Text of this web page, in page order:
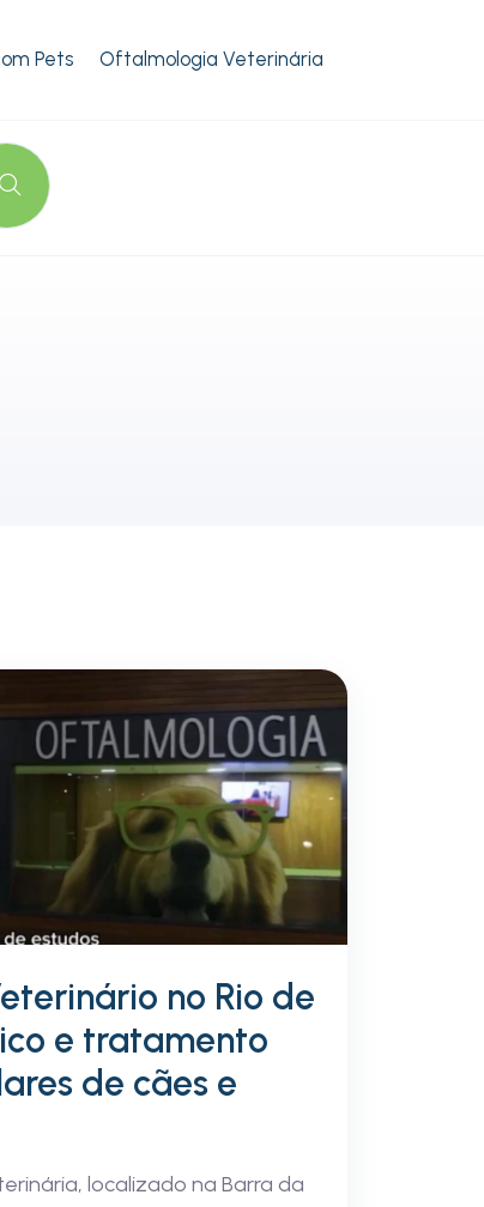
Pets Oftalmologia Veterinária
no Rio de
e tratamento
de cães e
localizado na Barra da